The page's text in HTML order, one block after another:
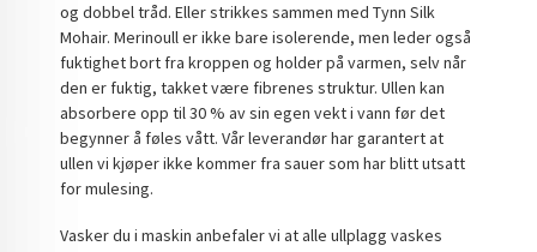
og dobbel tråd. Eller strikkes sammen med Tynn Silk
Mohair. Merinoull er ikke bare isolerende, men leder også
fuktighet bort fra kroppen og holder på varmen, selv når
den er fuktig, takket være fibrenes struktur. Ullen kan
absorbere opp til 30 % av sin egen vekt i vann før det
begynner å føles vått. Vår leverandør har garantert at
ullen vi kjøper ikke kommer fra sauer som har blitt utsatt
for mulesing.
Vasker du i maskin anbefaler vi at alle ullplagg vaskes